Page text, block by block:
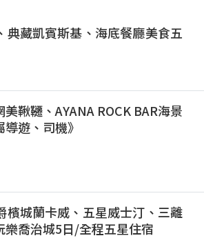
典藏凱賓斯基、海底餐廳美食五
鞦韆、AYANA ROCK BAR海景
遊、司機》
檳城蘭卡威、五星威士汀、三離
喬治城5日/全程五星住宿